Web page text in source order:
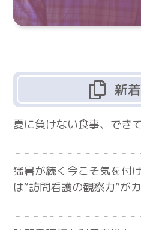
新
夏に負けない食事、でき
猛暑が続く今こそ気を付
は“訪問看護の観察力”が